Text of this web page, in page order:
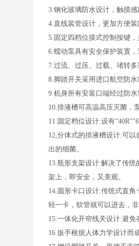
3.钢化玻璃防水设计，触摸感
4.直线装管设计，更加方便装
5.固定四档位摸式控制按键
6.蠕动泵具有安全保护装置
7.过流、过压、过载、堵转多
8.脚踏开关采用进口航空防
9.机身所有安装口端经过防
10.排液槽可高温高压灭菌，
11.固定档位设计:设有
12,分体式的排液槽设计:可
出的细菌。
13.瓶形支架设计:解决了传
架上，即安全，又美观。
14.圆形卡口设计:传统式直
轻一卡，软管就可以进去，非
15.一体化开帘线关设计:避
16.扳手根据人体力学设计而